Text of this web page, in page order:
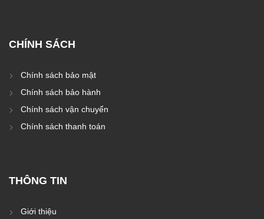
CHÍNH SÁCH
Chính sách bảo mật
Chính sách bảo hành
Chính sách vận chuyển
Chính sách thanh toán
THÔNG TIN
Giới thiệu